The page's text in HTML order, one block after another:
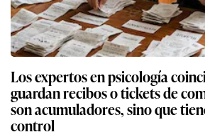
Los expertos en psicología
guardan recibos o tickets de
son acumuladores, sino que
control